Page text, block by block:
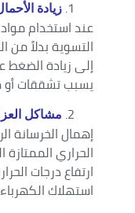
زيادة
عند استخدام
التسوية بدلاً من
إلى زيادة الضغط
يسبب تشققات أو
مشاكل
إهمال الخرسانة
الحراري
ارتفاع درجات
استهلاك